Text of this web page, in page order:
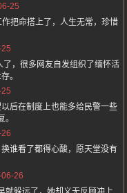
25
把命搭上了，人生无常，珍惜
，很多网友自发组织了缅怀活
。
后在制度上也能多给民警一些
谁看了都得心酸，愿天堂没有
26